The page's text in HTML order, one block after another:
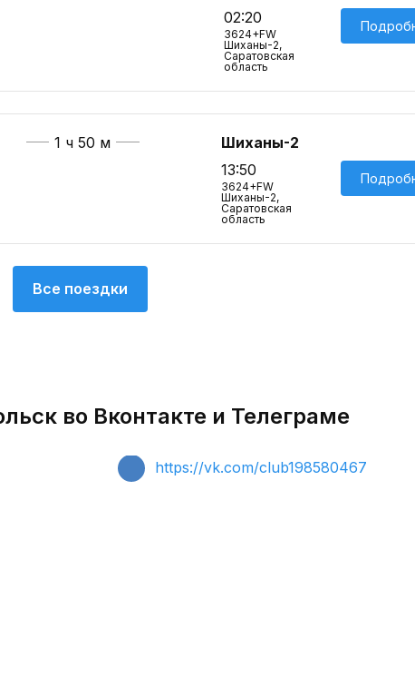
02:20
3624+FW
Шиханы-2,
Саратовская
область
1 ч 50 м
Шиханы-2
13:50
3624+FW
Шиханы-2,
Саратовская
область
Все поездки
во Вконтакте и Телеграме
https://vk.com/club198580467